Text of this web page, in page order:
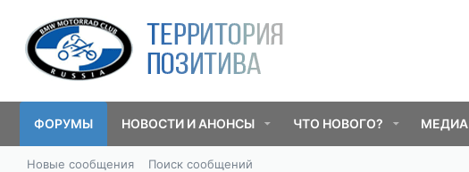
ФОРУМЫ НОВОСТИ И АНОНСЫ ЧТО НОВОГО? МЕДИА
Новые сообщения Поиск сообщений